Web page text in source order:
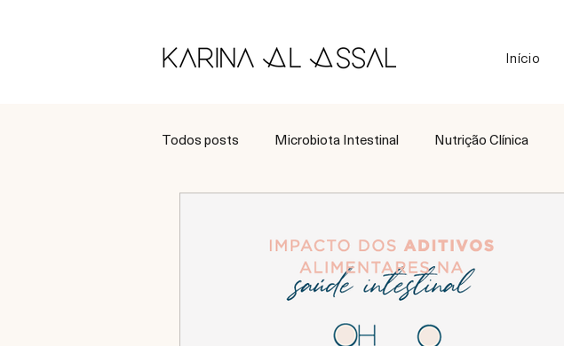
Início
Todos posts Microbiota Intestinal Nutrição Clínica